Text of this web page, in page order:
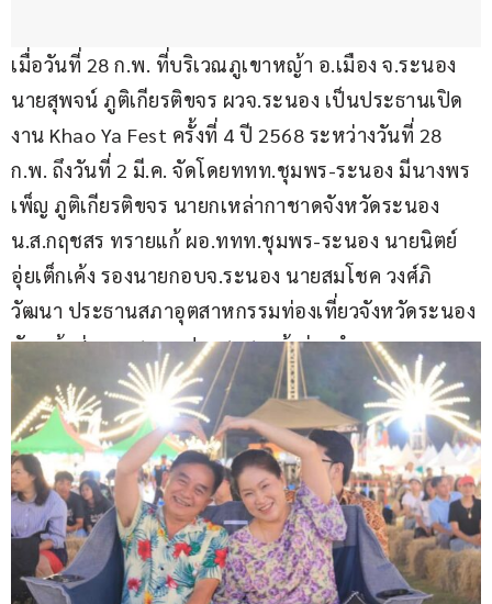
เมื่อวันที่ 28 ก.พ. ที่บริเวณภูเขาหญ้า อ.เมือง จ.ระนอง
นายสุพจน์ ภูติเกียรติขจร ผวจ.ระนอง เป็นประธานเปิด
งาน Khao Ya Fest ครั้งที่ 4 ปี 2568 ระหว่างวันที่ 28
ก.พ. ถึงวันที่ 2 มี.ค. จัดโดยททท.ชุมพร-ระนอง มีนางพร
เพ็ญ ภูติเกียรติขจร นายกเหล่ากาชาดจังหวัดระนอง
น.ส.กฤชสร ทรายแก้ ผอ.ททท.ชุมพร-ระนอง นายนิตย์
อุ่ยเต็กเค้ง รองนายกอบจ.ระนอง นายสมโชค วงศ์ภิ
วัฒนา ประธานสภาอุตสาหกรรมท่องเที่ยวจังหวัดระนอง
หัวหน้าส่วนราชการ ประชาชนเข้าร่วมจำนวนมาก